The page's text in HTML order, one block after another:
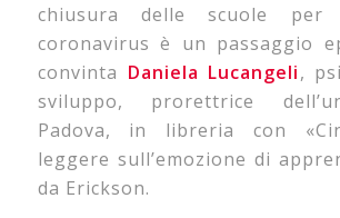
chiusura delle scuole per
coronavirus è un passaggio
convinta Daniela Lucangeli,
sviluppo, prorettrice
Padova, in libreria con
leggere sull’emozione di
da Erickson.